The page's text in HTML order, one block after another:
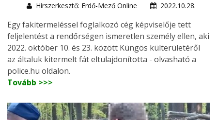
Hírszerkesztő: Erdő-Mező Online
2022.10.28.
Egy fakitermeléssel foglalkozó cég képviselője tett
feljelentést a rendőrségen ismeretlen személy ellen, aki
2022. október 10. és 23. között Küngös külterületéről
az általuk kitermelt fát eltulajdonította - olvasható a
police.hu oldalon.
Tovább >>>